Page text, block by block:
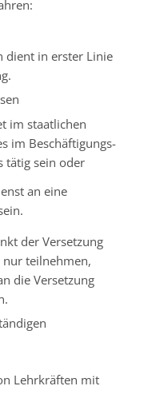
dient in erster Linie
im staatlichen
im Beschäftigungs-
tätig sein oder
an eine
der Versetzung
teilnehmen,
die Versetzung
Lehrkräften mit